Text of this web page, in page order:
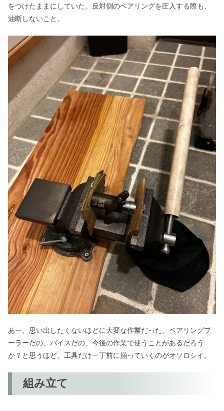
をつけたままにしていた。反対側のベアリングを圧入する際も、
油断しないこと。
あー、思い出したくないほどに大変な作業だった。ベアリングプ
ーラーだの、バイスだの、今後の作業で使うことがあるだろう
か？と思うほど、工具だけ一丁前に揃っていくのがオソロシイ。
組み立て